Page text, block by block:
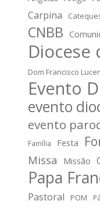
Carpina
CNBB
Diocese
Dom Francisco
Evento
evento
evento
Família Festa
Missa Missão
Papa
Pastoral
POM